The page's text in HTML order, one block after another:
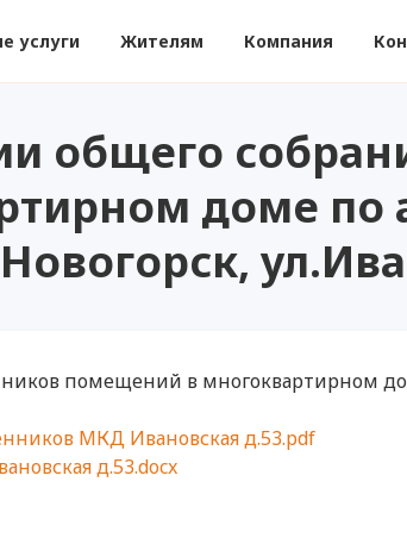
услуги Жителям Компания
общего
доме по
помещений в многоквартирном
МКД Ивановская д.53.pdf
д.53.docx